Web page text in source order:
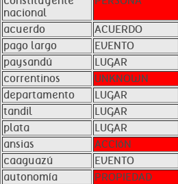
nacional
acuerdo
ACUERDO
pago largo
EVENTO
paysandú
LUGAR
correntinos
UNKNOWN
departamento
LUGAR
tandil
LUGAR
plata
LUGAR
ansias
ACCIóN
caaguazú
EVENTO
autonomía
PROPIEDAD